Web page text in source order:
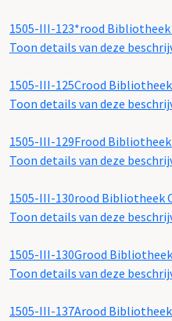
1505-III-123*rood Bibliotheek
Toon details van deze
1505-III-125Crood Bibliotheek
Toon details van deze
1505-III-129Frood Bibliotheek
Toon details van deze
1505-III-130rood Bibliotheek
Toon details van deze
1505-III-130Grood
Toon details van deze
1505-III-137Arood Bibliotheek